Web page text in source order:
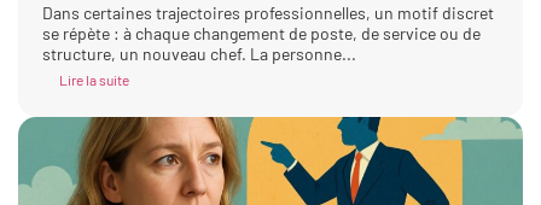
Dans certaines trajectoires professionnelles, un motif discret
se répète : à chaque changement de poste, de service ou de
structure, un nouveau chef. La personne...
Lire la suite